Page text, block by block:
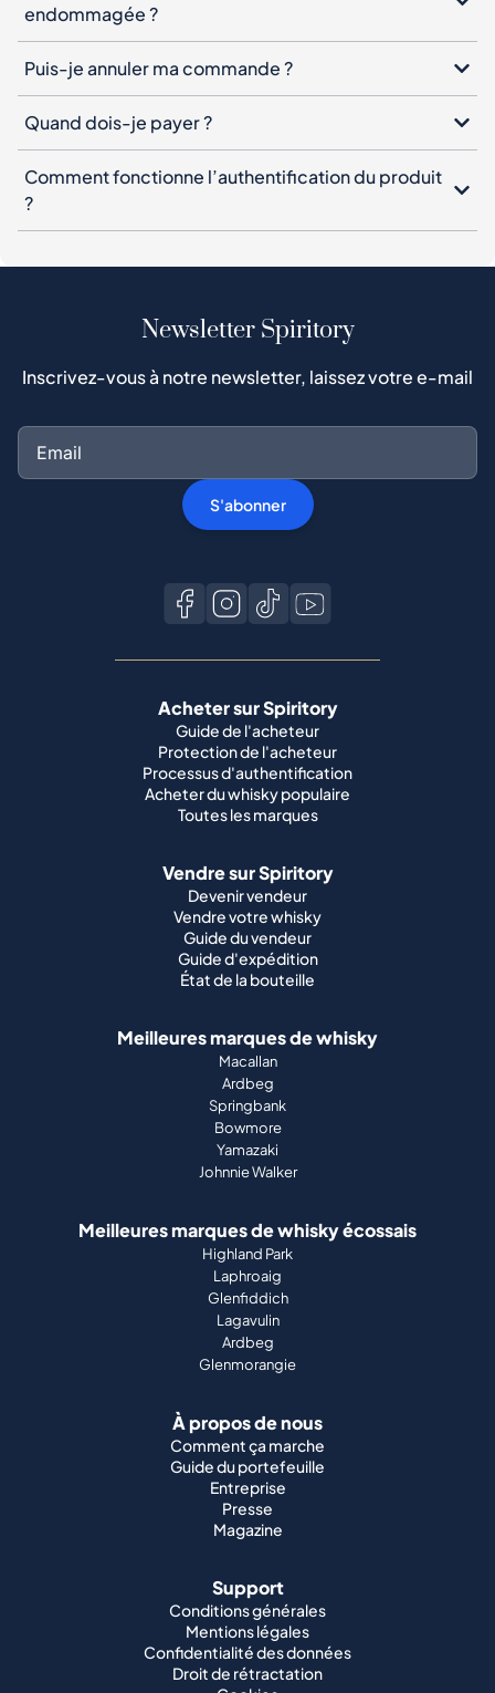
endommagée ?
Puis-je annuler ma commande ?
Quand dois-je payer ?
Comment fonctionne l’authentification du produit
?
Newsletter Spiritory
Inscrivez-vous à notre newsletter, laissez votre e-mail
S'abonner
Acheter sur Spiritory
Guide de l'acheteur
Protection de l'acheteur
Processus d'authentification
Acheter du whisky populaire
Toutes les marques
Vendre sur Spiritory
Devenir vendeur
Vendre votre whisky
Guide du vendeur
Guide d'expédition
État de la bouteille
Meilleures marques de whisky
Macallan
Ardbeg
Springbank
Bowmore
Yamazaki
Johnnie Walker
Meilleures marques de whisky écossais
Highland Park
Laphroaig
Glenfiddich
Lagavulin
Ardbeg
Glenmorangie
À propos de nous
Comment ça marche
Guide du portefeuille
Entreprise
Presse
Magazine
Support
Conditions générales
Mentions légales
Confidentialité des données
Droit de rétractation